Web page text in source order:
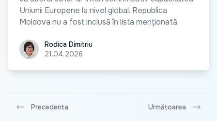
Uniunii Europene la nivel global. Republica
Moldova nu a fost inclusă în lista menționată.
Rodica Dimitriu
Rodica Dimitriu
21.04.2026
Precedenta Următoarea